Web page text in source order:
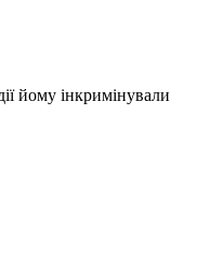
йому інкримінували